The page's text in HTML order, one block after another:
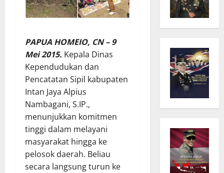
PAPUA HOMEIO, CN – 9
Mei 2015. Kepala Dinas
Kependudukan dan
Pencatatan Sipil kabupaten
Intan Jaya Alpius
Nambagani, S.IP.,
menunjukkan komitmen
tinggi dalam melayani
masyarakat hingga ke
pelosok daerah. Beliau
secara langsung turun ke